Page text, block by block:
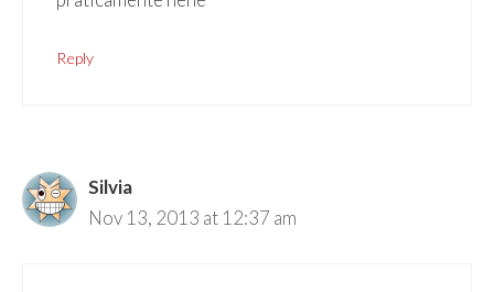
Reply
Silvia
Nov 13, 2013 at 12:37 am